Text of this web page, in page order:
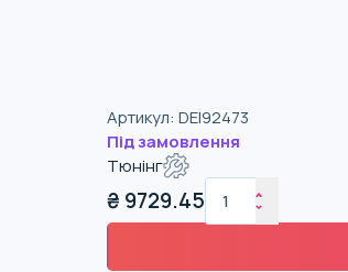
Артикул: DEI92473
Під замовлення
Тюнінг
₴ 9729.45